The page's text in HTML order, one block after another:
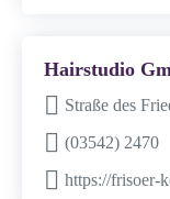
Hairstudio
Straße des
(03542) 2470
https://frisoer-